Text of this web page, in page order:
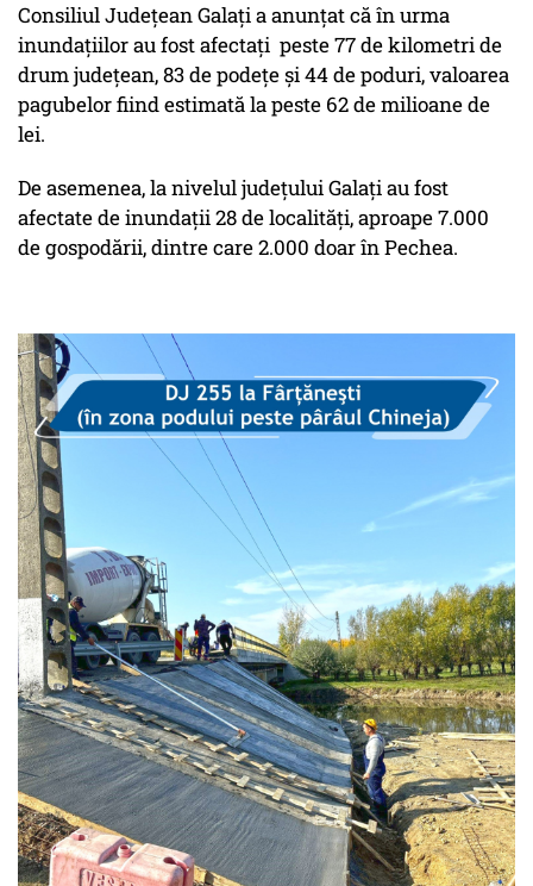
Consiliul Judeţean Galaţi a anunțat că în urma
inundațiilor au fost afectați peste 77 de kilometri de
drum judeţean, 83 de podeţe şi 44 de poduri, valoarea
pagubelor fiind estimată la peste 62 de milioane de
lei.
De asemenea, la nivelul județului Galați au fost
afectate de inundații 28 de localități, aproape 7.000
de gospodării, dintre care 2.000 doar în Pechea.